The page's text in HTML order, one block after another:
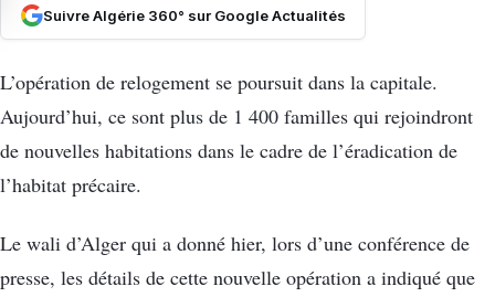
Suivre Algérie 360° sur Google Actualités
L’opération de relogement se poursuit dans la capitale.
Aujourd’hui, ce sont plus de 1 400 familles qui rejoindront
de nouvelles habitations dans le cadre de l’éradication de
l’habitat précaire.
Le wali d’Alger qui a donné hier, lors d’une conférence de
presse, les détails de cette nouvelle opération a indiqué que